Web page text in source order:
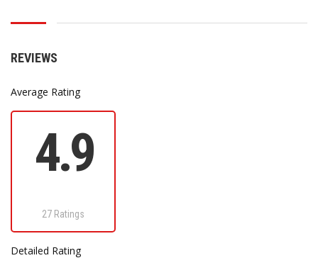
REVIEWS
Average Rating
4.9
27 Ratings
Detailed Rating